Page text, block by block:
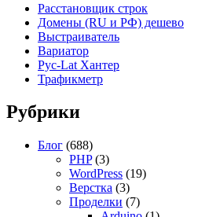
Расстановщик строк
Домены (RU и РФ) дешево
Выстраиватель
Вариатор
Рус-Lat Хантер
Трафикметр
Рубрики
Блог (688)
PHP(3)
WordPress (19)
Верстка (3)
Проделки (7)